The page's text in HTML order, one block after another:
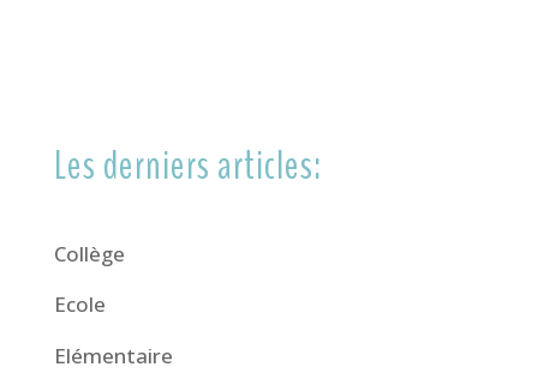
Les derniers articles:
Collège
Ecole
Elémentaire